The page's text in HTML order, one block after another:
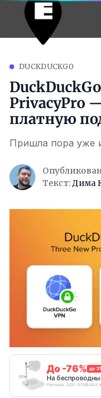
DUCKDUCKGO
PrivacyPro
платную
Пришла пора уже
Текст:Дима
До -76% до
На
Реклама. ООО